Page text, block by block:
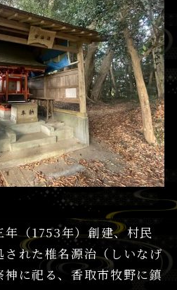
（1753年）創建、村民
された椎名源治（しいなげ
に祀る、香取市牧野に鎮